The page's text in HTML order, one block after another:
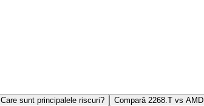
Care sunt principalele riscuri? Compară 2268.T vs AMD